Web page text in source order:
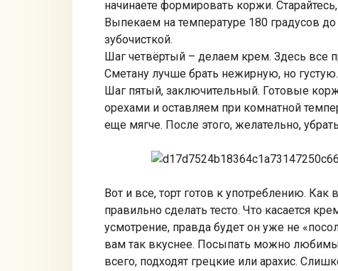
начинаете формировать коржи.
Выпекаем на температуре 180 градусов
зубочисткой.
Шаг четвёртый – делаем крем. Здесь все
Сметану лучше брать нежирную, но густую.
Шаг пятый, заключительный. Готовые
орехами и оставляем при комнатной
еще мягче. После этого, желательно,
Вот и все, торт готов к употреблению. Как
правильно сделать тесто. Что касается
усмотрение, правда будет он уже не
вам так вкуснее. Посыпать можно
всего, подходят грецкие или арахис.